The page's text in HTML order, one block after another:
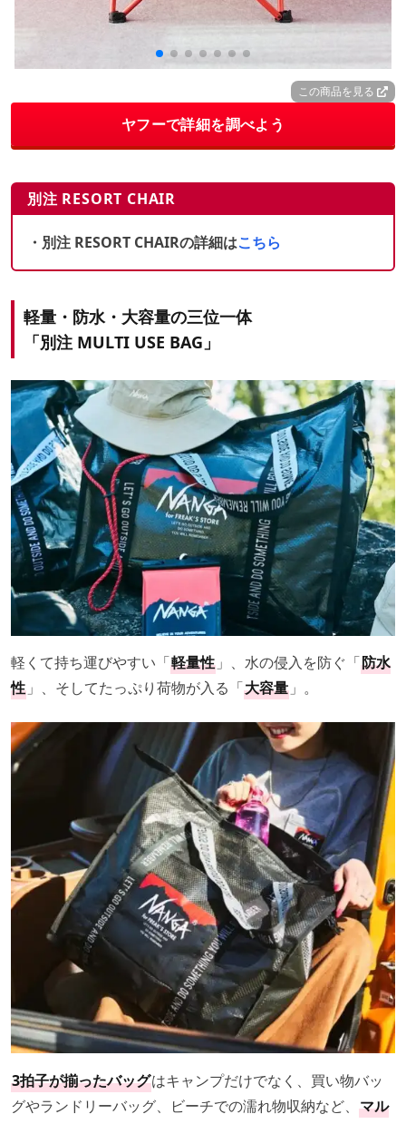
この商品を見る
ヤフーで詳細を調べよう
別注 RESORT CHAIR
・別注 RESORT CHAIRの詳細はこちら
軽量・防水・大容量の三位一体
「別注 MULTI USE BAG」
軽くて持ち運びやすい「軽量性 」、水の侵入を防ぐ「防水
性 」、そしてたっぷり荷物が入る「大容量 」。
3拍子が揃ったバッグはキャンプだけでなく、買い物バッ
グやランドリーバッグ、ビーチでの濡れ物収納など、 マル